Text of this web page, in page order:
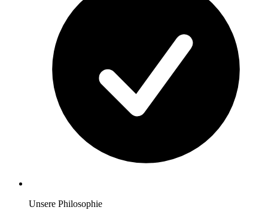
Unsere Philosophie